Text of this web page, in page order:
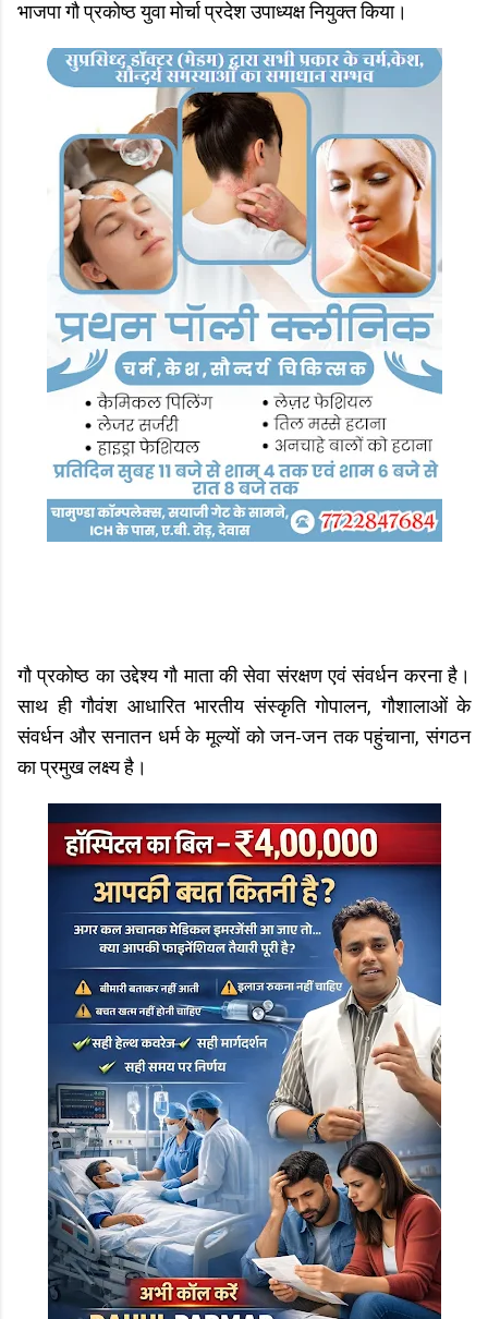
भाजपा गौ प्रकोष्ठ युवा मोर्चा प्रदेश उपाध्यक्ष नियुक्त किया।
गौ प्रकोष्ठ का उद्देश्य गौ माता की सेवा संरक्षण एवं संवर्धन करना है।
साथ ही गौवंश आधारित भारतीय संस्कृति गोपालन, गौशालाओं के
संवर्धन और सनातन धर्म के मूल्यों को जन-जन तक पहुंचाना, संगठन
का प्रमुख लक्ष्य है।